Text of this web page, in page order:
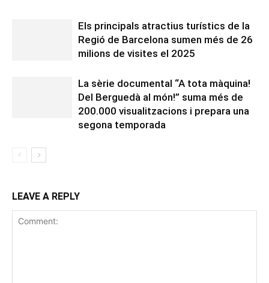
Els principals atractius turístics de la
Regió de Barcelona sumen més de 26
milions de visites el 2025
La sèrie documental “A tota màquina!
Del Berguedà al món!” suma més de
200.000 visualitzacions i prepara una
segona temporada
LEAVE A REPLY